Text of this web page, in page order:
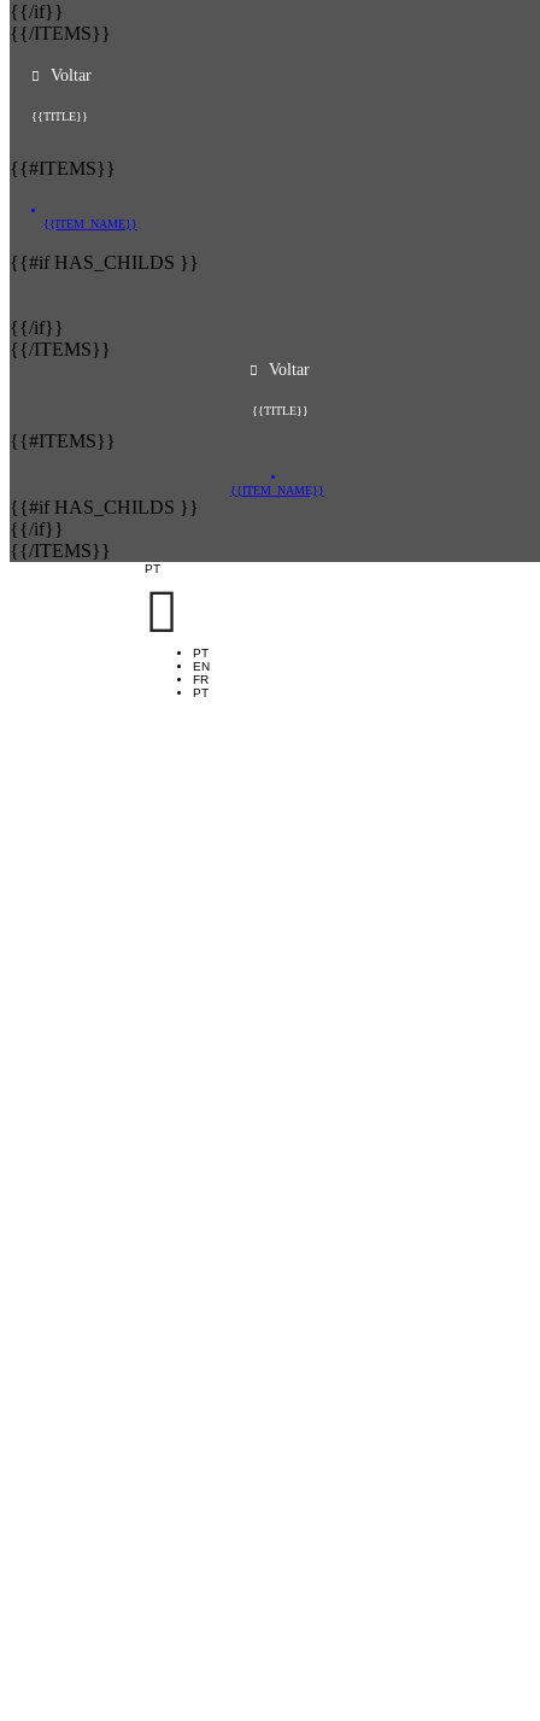
{{/if}}
{{/ITEMS}}
Voltar
{{TITLE}}
{{#ITEMS}}
{{ITEM_NAME}}
{{#if HAS_CHILDS }}
{{/if}}
{{/ITEMS}}
Voltar
{{TITLE}}
{{#ITEMS}}
{{ITEM_NAME}}
{{#if HAS_CHILDS }}
{{/if}}
{{/ITEMS}}
PT

PT
EN
FR
PT